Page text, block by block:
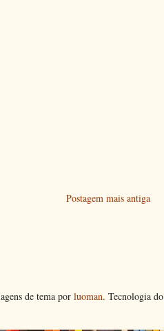
Postagem mais antiga
de tema por luoman. Tecnologia do